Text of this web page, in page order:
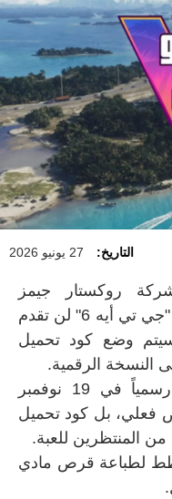
التاريخ: 27 يونيو 2026
روكستار جيمز
المصممة للعبة جراند ثيفت أوتور "جي تي أيه 6" لن تقدم
وضع كود تحميل
النسخة الرقمية.
وبينت أن اللعبة التي ستطلق رسمياً في 19 نوفمبر
فعلي، بل كود تحميل
من المنتظرين للعبة.
لطباعة قرص مادي